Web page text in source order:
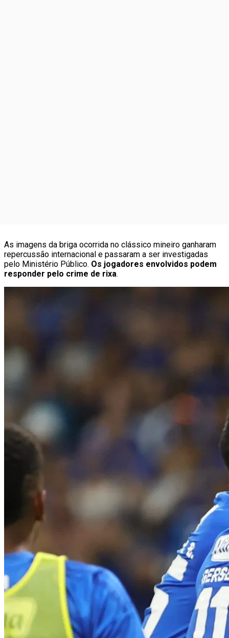
As imagens da briga ocorrida no clássico mineiro ganharam
repercussão internacional e passaram a ser investigadas
pelo Ministério Público. Os jogadores envolvidos podem
responder pelo crime de rixa.